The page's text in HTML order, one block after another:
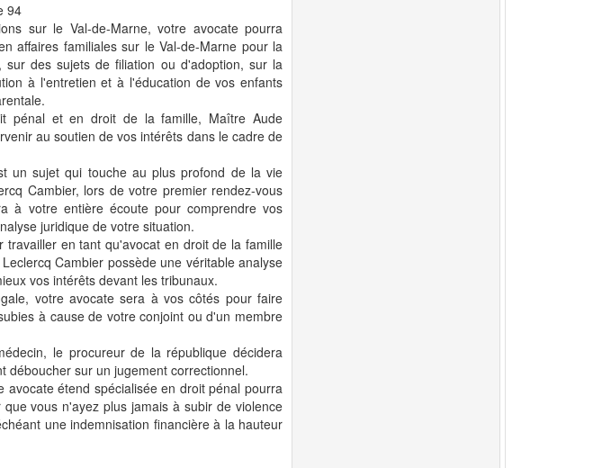
94
sur le Val-de-Marne, votre avocate pourra
affaires familiales sur le Val-de-Marne pour la
sur des sujets de filiation ou d'adoption, sur la
à l'entretien et à l'éducation de vos enfants
pénal et en droit de la famille, Maître Aude
au soutien de vos intérêts dans le cadre de
un sujet qui touche au plus profond de la vie
Cambier, lors de votre premier rendez-vous
à votre entière écoute pour comprendre vos
juridique de votre situation.
en tant qu'avocat en droit de la famille
Cambier possède une véritable analyse
vos intérêts devant les tribunaux.
votre avocate sera à vos côtés pour faire
à cause de votre conjoint ou d'un membre
le procureur de la république décidera
déboucher sur un jugement correctionnel.
étend spécialisée en droit pénal pourra
vous n'ayez plus jamais à subir de violence
une indemnisation financière à la hauteur